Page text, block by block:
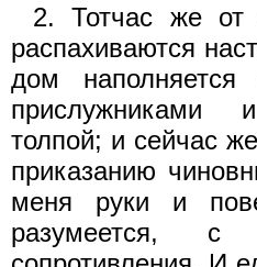
2. Тотчас же от
распахиваются
дом наполняется
прислужниками
толпой; и сейчас
приказанию
меня руки и
разумеется, с